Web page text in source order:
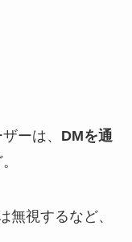
ーは、 DMを通
無視するなど、